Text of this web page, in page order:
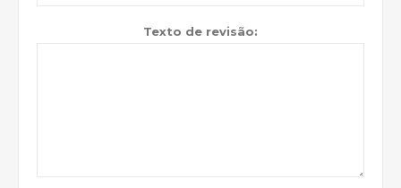
Texto de revisão: